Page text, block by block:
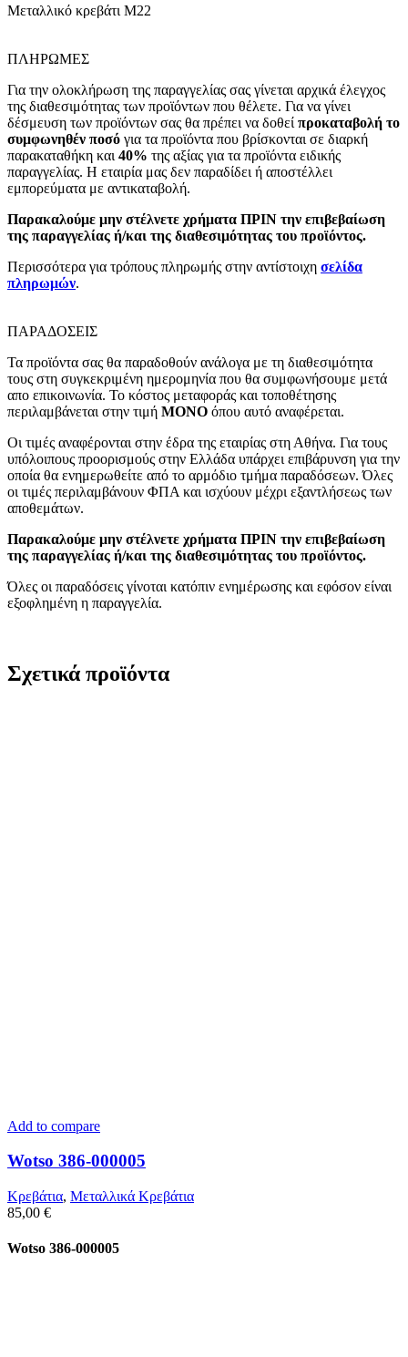
Μεταλλικό κρεβάτι Μ22
ΠΛΗΡΩΜΕΣ
Για την ολοκλήρωση της παραγγελίας σας γίνεται αρχικά έλεγχος
της διαθεσιμότητας των προϊόντων που θέλετε. Για να γίνει
δέσμευση των προϊόντων σας θα πρέπει να δοθεί προκαταβολή το
συμφωνηθέν ποσό για τα προϊόντα που βρίσκονται σε διαρκή
παρακαταθήκη και 40% της αξίας για τα προϊόντα ειδικής
παραγγελίας. Η εταιρία μας δεν παραδίδει ή αποστέλλει
εμπορεύματα με αντικαταβολή.
Παρακαλούμε μην στέλνετε χρήματα ΠΡΙΝ την επιβεβαίωση
της παραγγελίας ή/και της διαθεσιμότητας του προϊόντος.
Περισσότερα για τρόπους πληρωμής στην αντίστοιχη σελίδα
πληρωμών.
ΠΑΡΑΔΟΣΕΙΣ
Τα προϊόντα σας θα παραδοθούν ανάλογα με τη διαθεσιμότητα
τους στη συγκεκριμένη ημερομηνία που θα συμφωνήσουμε μετά
απο επικοινωνία. Το κόστος μεταφοράς και τοποθέτησης
περιλαμβάνεται στην τιμή MONO όπου αυτό αναφέρεται.
Οι τιμές αναφέρονται στην έδρα της εταιρίας στη Αθήνα. Για τους
υπόλοιπους προορισμούς στην Ελλάδα υπάρχει επιβάρυνση για την
οποία θα ενημερωθείτε από το αρμόδιο τμήμα παραδόσεων. Όλες
οι τιμές περιλαμβάνουν ΦΠΑ και ισχύουν μέχρι εξαντλήσεως των
αποθεμάτων.
Παρακαλούμε μην στέλνετε χρήματα ΠΡΙΝ την επιβεβαίωση
της παραγγελίας ή/και της διαθεσιμότητας του προϊόντος.
Όλες οι παραδόσεις γίνοται κατόπιν ενημέρωσης και εφόσον είναι
εξοφλημένη η παραγγελία.
Σχετικά προϊόντα
Add to compare
Wotso 386-000005
Κρεβάτια, Μεταλλικά Κρεβάτια
85,00 €
Wotso 386-000005